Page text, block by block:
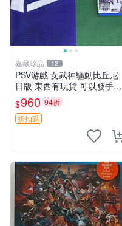
嘉藏珍品 12
PSV游戲 女武神驅動比丘尼
日版 東西有現貨 可以發手物
品 無質量問題售不退不換
$960 94折
折扣碼